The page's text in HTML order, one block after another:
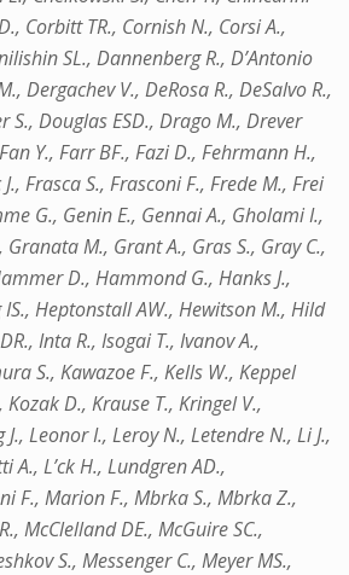
Corbitt TR., Cornish N., Corsi A.,
SL., Dannenberg R., D’Antonio
Dergachev V., DeRosa R., DeSalvo R.,
Douglas ESD., Drago M., Drever
Y., Farr BF., Fazi D., Fehrmann H.,
Frasca S., Frasconi F., Frede M., Frei
G., Genin E., Gennai A., Gholami I.,
M., Grant A., Gras S., Gray C.,
D., Hammond G., Hanks J.,
Heptonstall AW., Hewitson M., Hild
Inta R., Isogai T., Ivanov A.,
S., Kawazoe F., Kells W., Keppel
D., Krause T., Kringel V.,
Leonor I., Leroy N., Letendre N., Li J.,
L’ck H., Lundgren AD.,
F., Marion F., Mbrka S., Mbrka Z.,
McClelland DE., McGuire SC.,
S., Messenger C., Meyer MS.,